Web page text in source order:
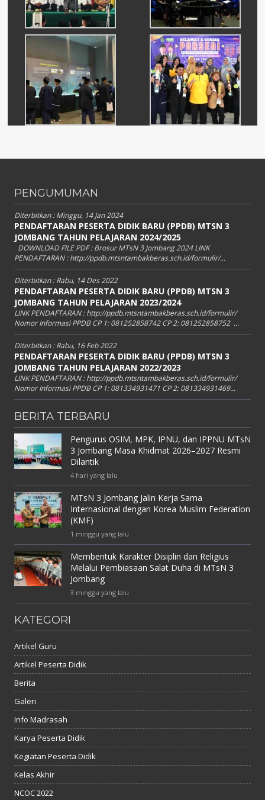
PENGUMUMAN
Diterbitkan :Minggu, 14 Jan 2024
PENDAFTARAN PESERTA DIDIK BARU (PPDB) MTSN 3
JOMBANG TAHUN PELAJARAN 2024/2025
DOWNLOAD FILE PDF : Brosur MTsN 3 Jombang 2024 LINK
PENDAFTARAN : http://ppdb.mtsntambakberas.sch.id/formulir/...
Diterbitkan :Rabu, 14 Des 2022
PENDAFTARAN PESERTA DIDIK BARU (PPDB) MTSN 3
JOMBANG TAHUN PELAJARAN 2023/2024
LINK PENDAFTARAN : http://ppdb.mtsntambakberas.sch.id/formulir/
Nomor Informasi PPDB CP 1: 081252858742 CP 2: 081252858752 ...
Diterbitkan :Rabu, 16 Feb 2022
PENDAFTARAN PESERTA DIDIK BARU (PPDB) MTSN 3
JOMBANG TAHUN PELAJARAN 2022/2023
LINK PENDAFTARAN : http://ppdb.mtsntambakberas.sch.id/formulir/
Nomor Informasi PPDB CP 1: 081334931471 CP 2: 081334931469...
BERITA TERBARU
Pengurus OSIM, MPK, IPNU, dan IPPNU MTsN
3 Jombang Masa Khidmat 2026–2027 Resmi
Dilantik
4 hari yang lalu
MTsN 3 Jombang Jalin Kerja Sama
Internasional dengan Korea Muslim Federation
(KMF)
1 minggu yang lalu
Membentuk Karakter Disiplin dan Religius
Melalui Pembiasaan Salat Duha di MTsN 3
Jombang
3 minggu yang lalu
KATEGORI
Artikel Guru
Artikel Peserta Didik
Berita
Galeri
Info Madrasah
Karya Peserta Didik
Kegiatan Peserta Didik
Kelas Akhir
NCOC 2022